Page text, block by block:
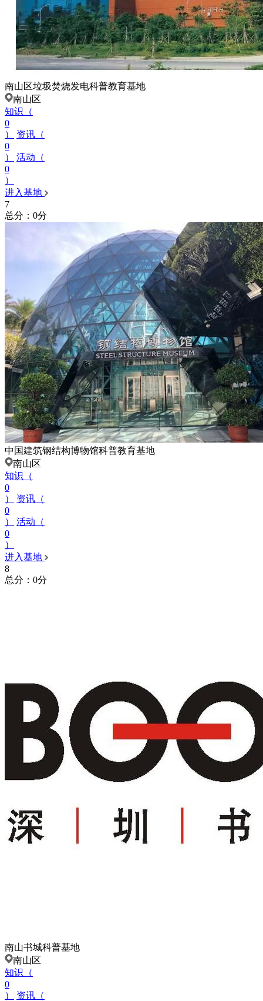
南山区垃圾焚烧发电科普教育基地
南山区
知识（
0
）
资讯（
0
）
活动（
0
）
进入基地
7
总分：0分
中国建筑钢结构博物馆科普教育基地
南山区
知识（
0
）
资讯（
0
）
活动（
0
）
进入基地
8
总分：0分
南山书城科普基地
南山区
知识（
0
）
资讯（